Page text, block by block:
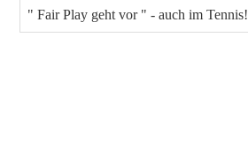
" Fair Play geht vor " - auch im Tennis!